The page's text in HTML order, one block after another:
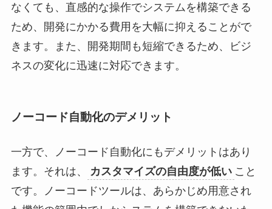
なくても、直感的な操作でシステムを構築できる
ため、開発にかかる費用を大幅に抑えることがで
きます。また、開発期間も短縮できるため、ビジ
ネスの変化に迅速に対応できます。
ノーコード自動化のデメリット
一方で、ノーコード自動化にもデメリットはあり
ます。それは、
カスタマイズの自由度が低い こと
です。ノーコードツールは、あらかじめ用意され